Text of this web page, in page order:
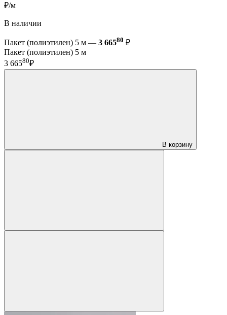
₽/м
В наличии
Пакет (полиэтилен) 5 м — 3 66580 ₽
Пакет (полиэтилен) 5 м
3 66580₽
В корзину